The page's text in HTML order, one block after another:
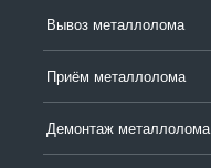
Вывоз металлолома
Приём металлолома
Демонтаж металлолома